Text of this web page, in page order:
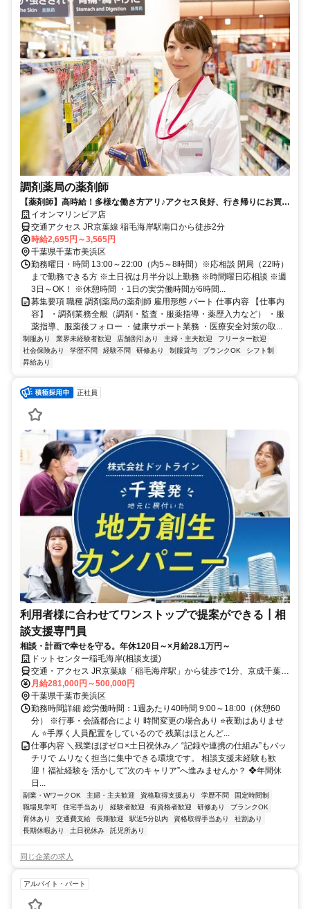
調剤薬局の薬剤師
【薬剤師】高時給！多様な働き方アリ♪アクセス良好、行き帰りにお買い
物OK！イオン薬局で働きませんか？
イオンマリンピア店
交通アクセス JR京葉線 稲毛海岸駅南口から徒歩2分
時給2,695円～3,565円
千葉県千葉市美浜区
勤務曜日・時間 13:00～22:00（内5～8時間）※応相談 閉局（22時）
まで勤務できる方 ※土日祝は月半分以上勤務 ※時間曜日応相談 ※週
3日～OK！ ※休憩時間 ・1日の実労働時間が6時間...
募集要項 職種 調剤薬局の薬剤師 雇用形態 パート 仕事内容 【仕事内
容】 ・調剤業務全般（調剤・監査・服薬指導・薬歴入力など） ・服
薬指導、服薬後フォロー ・健康サポート業務 ・医療安全対策の取...
制服あり 業界未経験者歓迎 店舗割引あり 主婦・主夫歓迎
フリーター歓迎
社会保険あり
学歴不問 経験不問 研修あり 制服貸与 ブランクOK
シフト制
昇給あり
正社員
利用者様に合わせてワンストップで提案ができる┃相
談支援専門員
相談・計画で幸せを守る。年休120日～×月給28.1万円～
ドットセンター稲毛海岸(相談支援)
交通・アクセス JR京葉線「稲毛海岸駅」から徒歩で1分、京成千葉線
「京成稲毛駅」から徒歩で21分
月給281,000円～500,000円
千葉県千葉市美浜区
勤務時間詳細 総労働時間：1週あたり40時間 9:00～18:00（休憩60
分） ※行事・会議都合により 時間変更の場合あり ⭐夜勤はありませ
ん ⭐手厚く人員配置をしているので 残業はほとんど...
仕事内容 ＼残業ほぼゼロ×土日祝休み／ “記録や連携の仕組み”もバッ
チリで ムリなく担当に集中できる環境です。 相談支援未経験も歓
迎！福祉経験を 活かして“次のキャリア”へ進みませんか？ ❖年間休
日...
副業・WワークOK 主婦・主夫歓迎 資格取得支援あり 学歴不問
固定時間制
職場見学可
住宅手当あり 経験者歓迎 有資格者歓迎 研修あり
ブランクOK
育休あり
交通費支給 長期歓迎 駅近5分以内 資格取得手当あり
社割あり
長期休暇あり
土日祝休み 託児所あり
同じ企業の求人
アルバイト・パート